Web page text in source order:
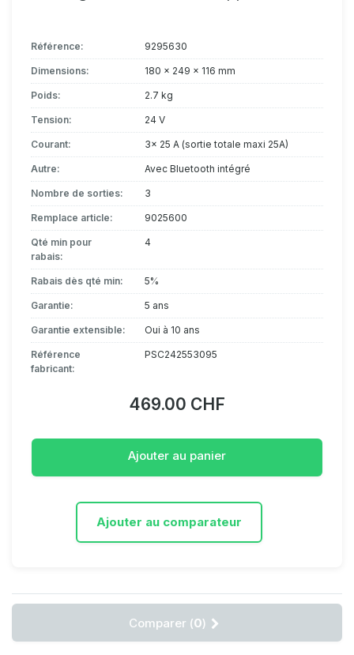
Référence: 9295630
Dimensions: 180 x 249 x 116 mm
Poids: 2.7 kg
Tension: 24 V
Courant: 3x 25 A (sortie totale maxi 25A)
Autre: Avec Bluetooth intégré
Nombre de sorties: 3
Remplace article: 9025600
Qté min pour
rabais:
4
Rabais dès qté min: 5%
Garantie: 5 ans
Garantie extensible: Oui à 10 ans
Référence
fabricant:
PSC242553095
469.00 CHF
Ajouter au panier
Ajouter au comparateur
Comparer (0)